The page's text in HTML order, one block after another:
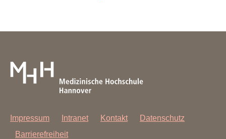
Impressum Intranet Kontakt
Datenschutz
Barrierefreiheit